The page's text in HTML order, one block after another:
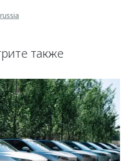
также